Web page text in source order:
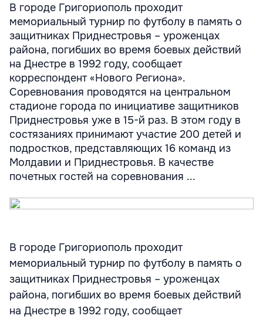
В городе Григориополь проходит
мемориальный турнир по футболу в память о
защитниках Приднестровья – уроженцах
района, погибших во время боевых действий
на Днестре в 1992 году, сообщает
корреспондент «Нового Региона».
Соревнования проводятся на центральном
стадионе города по инициативе защитников
Приднестровья уже в 15-й раз. В этом году в
состязаниях принимают участие 200 детей и
подростков, представляющих 16 команд из
Молдавии и Приднестровья. В качестве
почетных гостей на соревнования ...
В городе Григориополь проходит
мемориальный турнир по футболу в память о
защитниках Приднестровья – уроженцах
района, погибших во время боевых действий
на Днестре в 1992 году, сообщает